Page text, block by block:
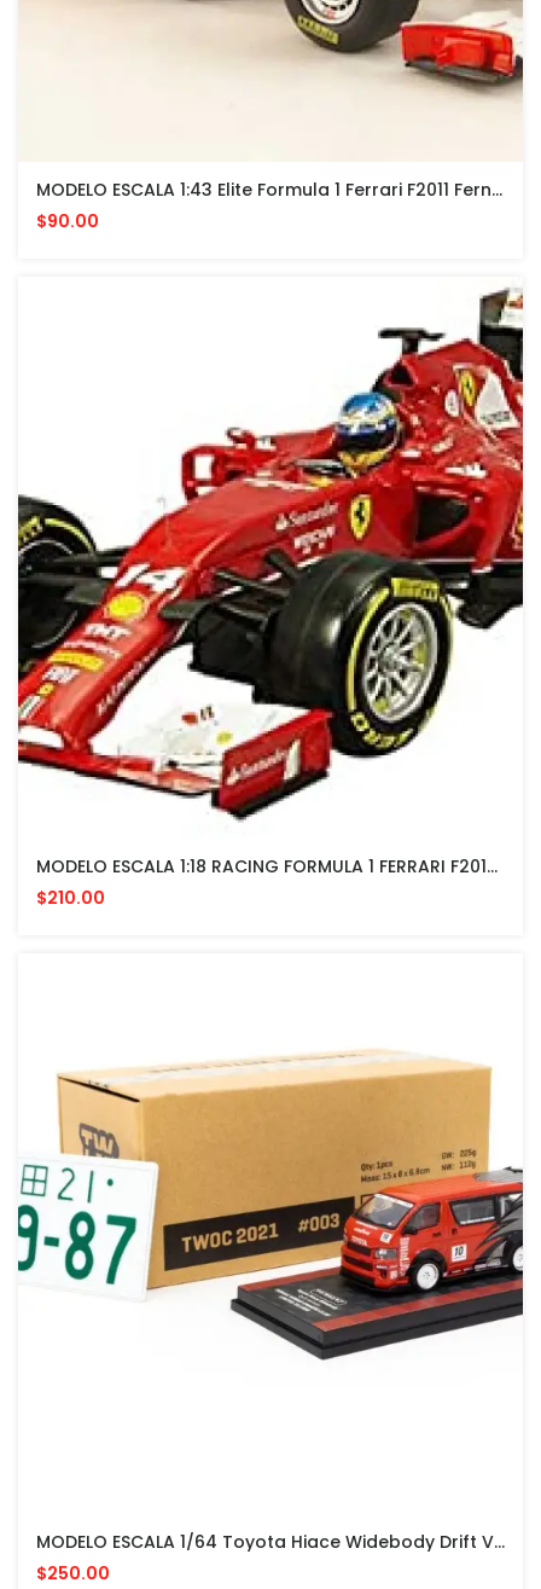
MODELO ESCALA 1:43 Elite Formula 1 Ferrari F2011 Fernando Alonso (red)
$90.00
MODELO ESCALA 1:18 RACING FORMULA 1 FERRARI F2014 FERNANDO ALONSO (ELITE COLLECTION)
$210.00
MODELO ESCALA 1/64 Toyota Hiace Widebody Drift Version - MICROBUS
$250.00